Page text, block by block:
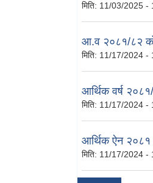
मिति: 11/03/2025 -
आ.व २०८१/८२
मिति: 11/17/2024 -
आर्थिक वर्ष
मिति: 11/17/2024 -
आर्थिक ऐन २०८१
मिति: 11/17/2024 -